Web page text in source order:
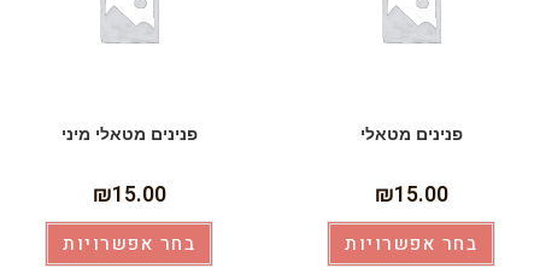
פנינים מטאלי
₪15.00
בחר אפשרויות
פנינים מטאלי מיני
₪15.00
בחר אפשרויות